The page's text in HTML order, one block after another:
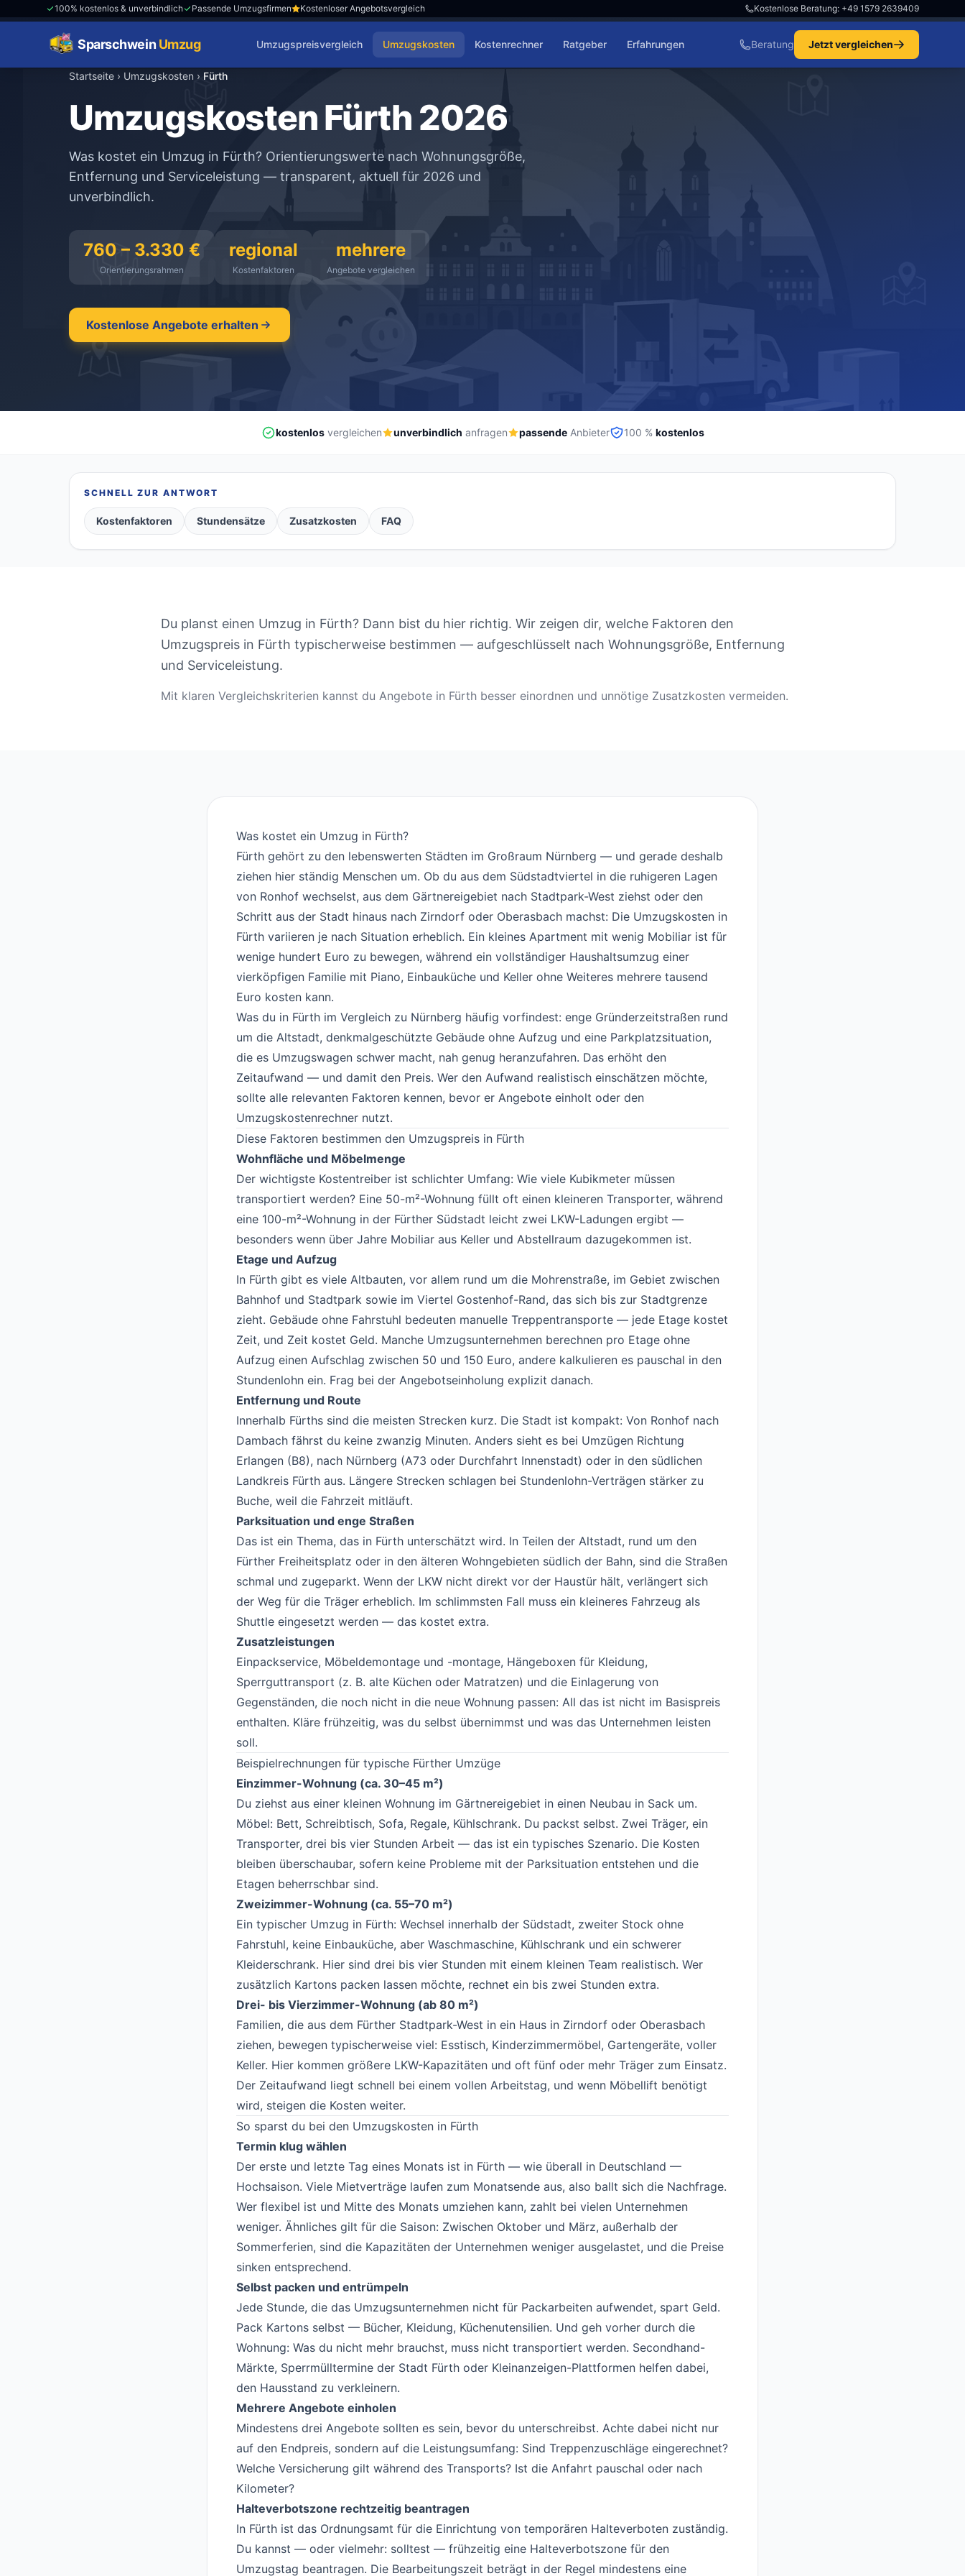
100% kostenlos & unverbindlich Passende Umzugsfirmen Kostenloser Angebotsvergleich Kostenlose Beratung: +49 1579 2639409
SparschweinUmzug Umzugspreisvergleich Umzugskosten Kostenrechner Ratgeber Erfahrungen Beratung Jetzt vergleichen
Startseite › Umzugskosten › Fürth
Umzugskosten Fürth 2026
Was kostet ein Umzug in Fürth? Orientierungswerte nach Wohnungsgröße,
Entfernung und Serviceleistung — transparent, aktuell für 2026 und
unverbindlich.
760 – 3.330 €
Orientierungsrahmen
regional
Kostenfaktoren
mehrere
Angebote vergleichen
Kostenlose Angebote erhalten
kostenlosvergleichen unverbindlich anfragen passendeAnbieter 100 % kostenlos
SCHNELL ZUR ANTWORT
Kostenfaktoren Stundensätze Zusatzkosten FAQ
Du planst einen Umzug in Fürth? Dann bist du hier richtig. Wir zeigen dir, welche Faktoren den
Umzugspreis in Fürth typischerweise bestimmen — aufgeschlüsselt nach Wohnungsgröße, Entfernung
und Serviceleistung.
Mit klaren Vergleichskriterien kannst du Angebote in Fürth besser einordnen und unnötige Zusatzkosten vermeiden.
Was kostet ein Umzug in Fürth?
Fürth gehört zu den lebenswerten Städten im Großraum Nürnberg — und gerade deshalb
ziehen hier ständig Menschen um. Ob du aus dem Südstadtviertel in die ruhigeren Lagen
von Ronhof wechselst, aus dem Gärtnereigebiet nach Stadtpark-West ziehst oder den
Schritt aus der Stadt hinaus nach Zirndorf oder Oberasbach machst: Die Umzugskosten in
Fürth variieren je nach Situation erheblich. Ein kleines Apartment mit wenig Mobiliar ist für
wenige hundert Euro zu bewegen, während ein vollständiger Haushaltsumzug einer
vierköpfigen Familie mit Piano, Einbauküche und Keller ohne Weiteres mehrere tausend
Euro kosten kann.
Was du in Fürth im Vergleich zu Nürnberg häufig vorfindest: enge Gründerzeitstraßen rund
um die Altstadt, denkmalgeschützte Gebäude ohne Aufzug und eine Parkplatzsituation,
die es Umzugswagen schwer macht, nah genug heranzufahren. Das erhöht den
Zeitaufwand — und damit den Preis. Wer den Aufwand realistisch einschätzen möchte,
sollte alle relevanten Faktoren kennen, bevor er Angebote einholt oder den
Umzugskostenrechner nutzt.
Diese Faktoren bestimmen den Umzugspreis in Fürth
Wohnfläche und Möbelmenge
Der wichtigste Kostentreiber ist schlichter Umfang: Wie viele Kubikmeter müssen
transportiert werden? Eine 50-m²-Wohnung füllt oft einen kleineren Transporter, während
eine 100-m²-Wohnung in der Fürther Südstadt leicht zwei LKW-Ladungen ergibt —
besonders wenn über Jahre Mobiliar aus Keller und Abstellraum dazugekommen ist.
Etage und Aufzug
In Fürth gibt es viele Altbauten, vor allem rund um die Mohrenstraße, im Gebiet zwischen
Bahnhof und Stadtpark sowie im Viertel Gostenhof-Rand, das sich bis zur Stadtgrenze
zieht. Gebäude ohne Fahrstuhl bedeuten manuelle Treppentransporte — jede Etage kostet
Zeit, und Zeit kostet Geld. Manche Umzugsunternehmen berechnen pro Etage ohne
Aufzug einen Aufschlag zwischen 50 und 150 Euro, andere kalkulieren es pauschal in den
Stundenlohn ein. Frag bei der Angebotseinholung explizit danach.
Entfernung und Route
Innerhalb Fürths sind die meisten Strecken kurz. Die Stadt ist kompakt: Von Ronhof nach
Dambach fährst du keine zwanzig Minuten. Anders sieht es bei Umzügen Richtung
Erlangen (B8), nach Nürnberg (A73 oder Durchfahrt Innenstadt) oder in den südlichen
Landkreis Fürth aus. Längere Strecken schlagen bei Stundenlohn-Verträgen stärker zu
Buche, weil die Fahrzeit mitläuft.
Parksituation und enge Straßen
Das ist ein Thema, das in Fürth unterschätzt wird. In Teilen der Altstadt, rund um den
Fürther Freiheitsplatz oder in den älteren Wohngebieten südlich der Bahn, sind die Straßen
schmal und zugeparkt. Wenn der LKW nicht direkt vor der Haustür hält, verlängert sich
der Weg für die Träger erheblich. Im schlimmsten Fall muss ein kleineres Fahrzeug als
Shuttle eingesetzt werden — das kostet extra.
Zusatzleistungen
Einpackservice, Möbeldemontage und -montage, Hängeboxen für Kleidung,
Sperrguttransport (z. B. alte Küchen oder Matratzen) und die Einlagerung von
Gegenständen, die noch nicht in die neue Wohnung passen: All das ist nicht im Basispreis
enthalten. Kläre frühzeitig, was du selbst übernimmst und was das Unternehmen leisten
soll.
Beispielrechnungen für typische Fürther Umzüge
Einzimmer-Wohnung (ca. 30–45 m²)
Du ziehst aus einer kleinen Wohnung im Gärtnereigebiet in einen Neubau in Sack um.
Möbel: Bett, Schreibtisch, Sofa, Regale, Kühlschrank. Du packst selbst. Zwei Träger, ein
Transporter, drei bis vier Stunden Arbeit — das ist ein typisches Szenario. Die Kosten
bleiben überschaubar, sofern keine Probleme mit der Parksituation entstehen und die
Etagen beherrschbar sind.
Zweizimmer-Wohnung (ca. 55–70 m²)
Ein typischer Umzug in Fürth: Wechsel innerhalb der Südstadt, zweiter Stock ohne
Fahrstuhl, keine Einbauküche, aber Waschmaschine, Kühlschrank und ein schwerer
Kleiderschrank. Hier sind drei bis vier Stunden mit einem kleinen Team realistisch. Wer
zusätzlich Kartons packen lassen möchte, rechnet ein bis zwei Stunden extra.
Drei- bis Vierzimmer-Wohnung (ab 80 m²)
Familien, die aus dem Fürther Stadtpark-West in ein Haus in Zirndorf oder Oberasbach
ziehen, bewegen typischerweise viel: Esstisch, Kinderzimmermöbel, Gartengeräte, voller
Keller. Hier kommen größere LKW-Kapazitäten und oft fünf oder mehr Träger zum Einsatz.
Der Zeitaufwand liegt schnell bei einem vollen Arbeitstag, und wenn Möbellift benötigt
wird, steigen die Kosten weiter.
So sparst du bei den Umzugskosten in Fürth
Termin klug wählen
Der erste und letzte Tag eines Monats ist in Fürth — wie überall in Deutschland —
Hochsaison. Viele Mietverträge laufen zum Monatsende aus, also ballt sich die Nachfrage.
Wer flexibel ist und Mitte des Monats umziehen kann, zahlt bei vielen Unternehmen
weniger. Ähnliches gilt für die Saison: Zwischen Oktober und März, außerhalb der
Sommerferien, sind die Kapazitäten der Unternehmen weniger ausgelastet, und die Preise
sinken entsprechend.
Selbst packen und entrümpeln
Jede Stunde, die das Umzugsunternehmen nicht für Packarbeiten aufwendet, spart Geld.
Pack Kartons selbst — Bücher, Kleidung, Küchenutensilien. Und geh vorher durch die
Wohnung: Was du nicht mehr brauchst, muss nicht transportiert werden. Secondhand-
Märkte, Sperrmülltermine der Stadt Fürth oder Kleinanzeigen-Plattformen helfen dabei,
den Hausstand zu verkleinern.
Mehrere Angebote einholen
Mindestens drei Angebote sollten es sein, bevor du unterschreibst. Achte dabei nicht nur
auf den Endpreis, sondern auf die Leistungsumfang: Sind Treppenzuschläge eingerechnet?
Welche Versicherung gilt während des Transports? Ist die Anfahrt pauschal oder nach
Kilometer?
Halteverbotszone rechtzeitig beantragen
In Fürth ist das Ordnungsamt für die Einrichtung von temporären Halteverboten zuständig.
Du kannst — oder vielmehr: solltest — frühzeitig eine Halteverbotszone für den
Umzugstag beantragen. Die Bearbeitungszeit beträgt in der Regel mindestens eine